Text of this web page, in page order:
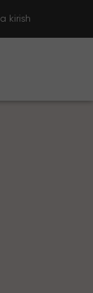
kirish